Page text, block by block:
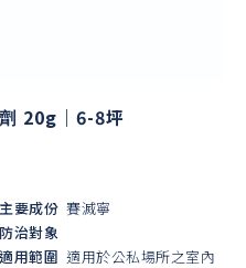
20g｜6-8坪
主要成份 賽滅寧
防治對象
適用範圍 適用於公私場所之室內